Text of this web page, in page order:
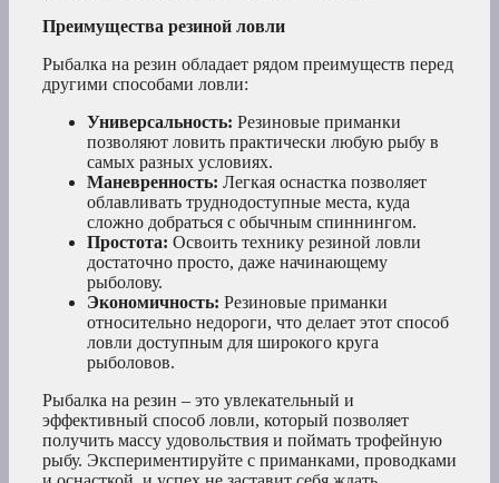
Преимущества резиной ловли
Рыбалка на резин обладает рядом преимуществ перед
другими способами ловли:
Универсальность: Резиновые приманки
позволяют ловить практически любую рыбу в
самых разных условиях.
Маневренность: Легкая оснастка позволяет
облавливать труднодоступные места, куда
сложно добраться с обычным спиннингом.
Простота: Освоить технику резиной ловли
достаточно просто, даже начинающему
рыболову.
Экономичность: Резиновые приманки
относительно недороги, что делает этот способ
ловли доступным для широкого круга
рыболовов.
Рыбалка на резин – это увлекательный и
эффективный способ ловли, который позволяет
получить массу удовольствия и поймать трофейную
рыбу. Экспериментируйте с приманками, проводками